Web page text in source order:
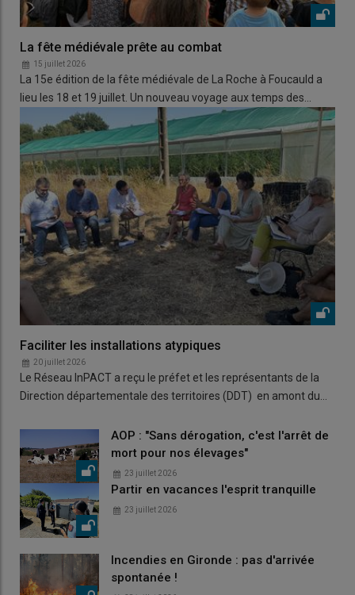
La fête médiévale prête au combat
15 juillet 2026
La 15e édition de la fête médiévale de La Roche à Foucauld a
lieu les 18 et 19 juillet. Un nouveau voyage aux temps des…
Faciliter les installations atypiques
20 juillet 2026
Le Réseau InPACT a reçu le préfet et les représentants de la
Direction départementale des territoires (DDT) en amont du…
AOP : "Sans dérogation, c'est l'arrêt de
mort pour nos élevages"
23 juillet 2026
Partir en vacances l'esprit tranquille
23 juillet 2026
Incendies en Gironde : pas d'arrivée
spontanée !